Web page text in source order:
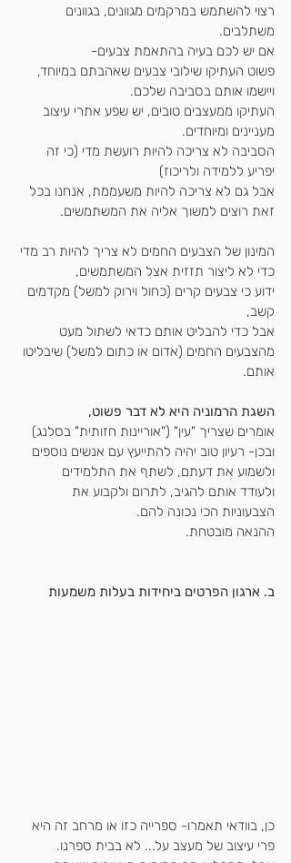
רצוי להשתמש במרקמים מגוונים, בגוונים
משתלבים.
אם יש לכם בעיה בהתאמת צבעים-
פשוט העתיקו שילובי צבעים שאהבתם במיוחד,
ויישמו אותם בסביבה שלכם.
העתיקו ממעצבים טובים, יש שפע אתרי עיצוב
מעניינים ומיוחדים.
הסביבה לא צריכה להיות רועשת מדי (כי זה
יפריע ללמידה ולריכוז)
אבל גם לא צריכה להיות משעממת, אנחנו בכל
זאת רוצים למשוך אליה את המשתמשים.
המינון של הצבעים החמים לא צריך להיות רב מדי
כדי לא ליצור תזזית אצל המשתמשים,
ידוע כי צבעים קרים (כחול וירוק למשל) מקדמים
קשב,
אבל כדי להבליט אותם כדאי לשתול מעט
מהצבעים החמים (אדום או כתום למשל) שיבליטו
אותם.
השגת הרמוניה היא לא דבר פשוט,
אומרים שצריך "עין" ("אוריינות חזותית" בסלנג)
ובכן- רעיון טוב יהיה להתייעץ עם אנשים נוספים
ולשמוע את דעתם, לשתף את התלמידים
ולעודד אותם להגיב, לתרום ולקבוע את
הצבעוניות הכי נכונה להם.
ההנאה מובטחת.
ב. ארגון הפרטים ביחידות בעלות משמעות
כן, בוודאי תאמרו- ספרייה כזו או מרחב זה היא
פרי עיצוב של מעצב על... לא בבית ספרנו.